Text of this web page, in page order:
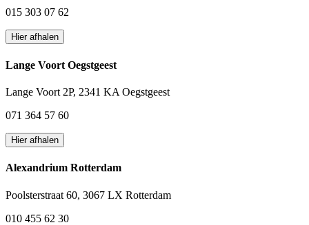
015 303 07 62
Hier afhalen
Lange Voort Oegstgeest
Lange Voort 2P, 2341 KA Oegstgeest
071 364 57 60
Hier afhalen
Alexandrium Rotterdam
Poolsterstraat 60, 3067 LX Rotterdam
010 455 62 30